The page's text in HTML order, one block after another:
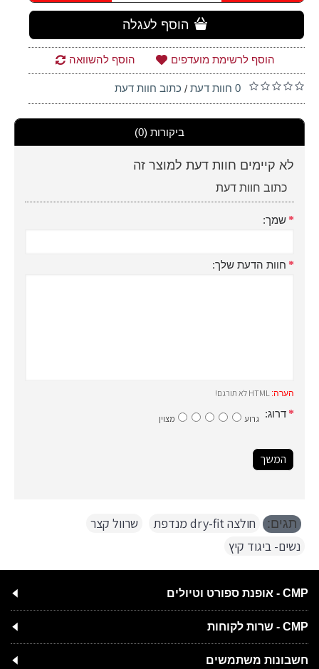
הוסף לעגלה
הוסף לרשימת מועדפים הוסף להשוואה
0 חוות דעת / כתוב חוות דעת
ביקורות (0)
לא קיימים חוות דעת למוצר זה
כתוב חוות דעת
שמך:
חוות הדעת שלך:
הערה:
דרוג: גרוע מצוין
המשך
תגים: חולצה dry-fit מנדפת שרוול קצר
נשים- ביגוד קיץ
CMP - אופנת ספורט וטיולים
CMP - שרות לקוחות
חשבונות משתמשים